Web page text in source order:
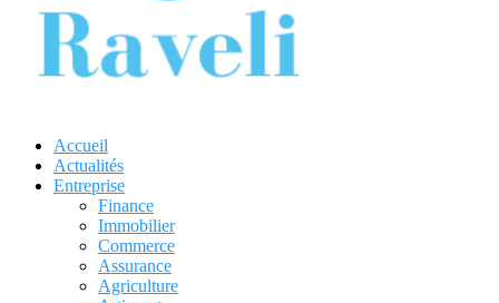
Accueil
Actualités
Entreprise
Finance
Immobilier
Commerce
Assurance
Agriculture